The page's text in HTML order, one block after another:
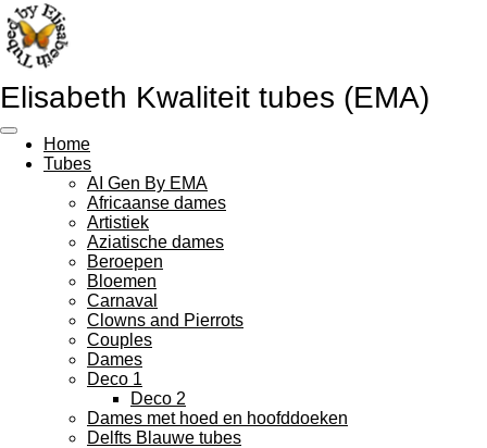
Ga
direct
naar
hoofdinhoud
Elisabeth Kwaliteit tubes (EMA)
Home
Tubes
AI Gen By EMA
Africaanse dames
Artistiek
Aziatische dames
Beroepen
Bloemen
Carnaval
Clowns and Pierrots
Couples
Dames
Deco 1
Deco 2
Dames met hoed en hoofddoeken
Delfts Blauwe tubes